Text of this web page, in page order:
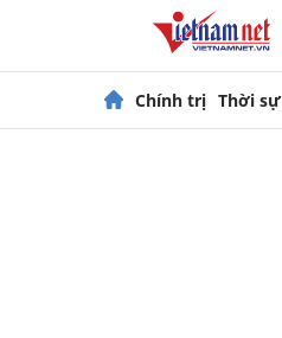
Chính trị Thời sự